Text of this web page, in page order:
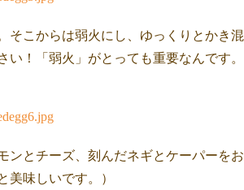
そこからは弱火にし、ゆっくりとかき混
！「弱火」がとっても重要なんです。
ンとチーズ、刻んだネギとケーパーをお
味しいです。）